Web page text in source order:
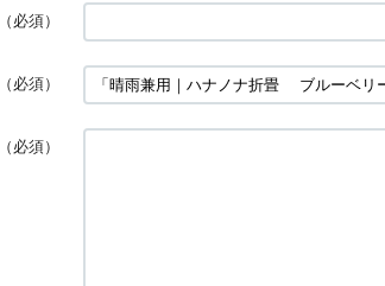
（必須）
（必須）
（必須）